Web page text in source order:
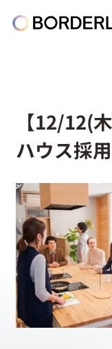
ボーダレス
グループ
ソーシャル
フェロー紹
採用情報
【12/12(
ハウス採